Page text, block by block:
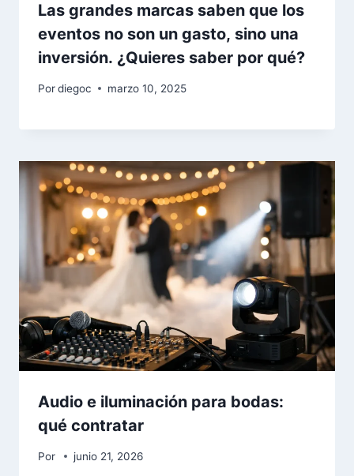
Las grandes marcas saben que los
eventos no son un gasto, sino una
inversión. ¿Quieres saber por qué?
Pordiegoc marzo 10, 2025
Audio e iluminación para bodas:
qué contratar
Por junio 21, 2026